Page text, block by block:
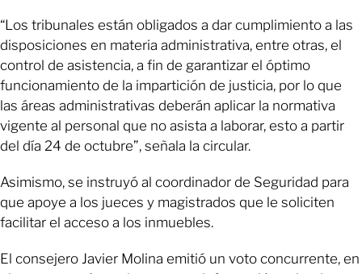
“Los tribunales están obligados a dar cumplimiento a las
disposiciones en materia administrativa, entre otras, el
control de asistencia, a fin de garantizar el óptimo
funcionamiento de la impartición de justicia, por lo que
las áreas administrativas deberán aplicar la normativa
vigente al personal que no asista a laborar, esto a partir
del día 24 de octubre”, señala la circular.
Asimismo, se instruyó al coordinador de Seguridad para
que apoye a los jueces y magistrados que le soliciten
facilitar el acceso a los inmuebles.
El consejero Javier Molina emitió un voto concurrente, en